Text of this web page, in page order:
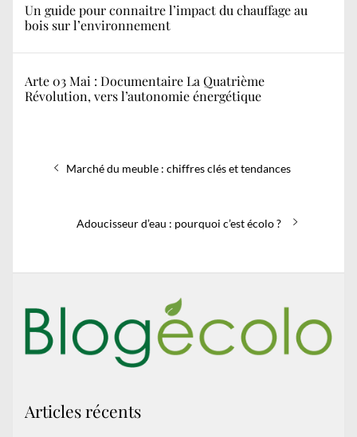
Un guide pour connaitre l’impact du chauffage au
bois sur l’environnement
Arte 03 Mai : Documentaire La Quatrième
Révolution, vers l’autonomie énergétique
Previous
Marché du meuble : chiffres clés et tendances
Next
Adoucisseur d’eau : pourquoi c’est écolo ?
Articles récents